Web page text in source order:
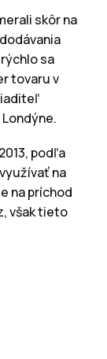
skôr na
sa
tovaru v
podľa
na
na príchod
však tieto